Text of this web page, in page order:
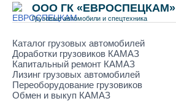
ООО ГК «ЕВРОСПЕЦКАМ»
Грузовые автомобили и спецтехника
Каталог грузовых автомобилей
Доработки грузовиков КАМАЗ
Капитальный ремонт КАМАЗ
Лизинг грузовых автомобилей
Переоборудование грузовиков
Обмен и выкуп КАМАЗ